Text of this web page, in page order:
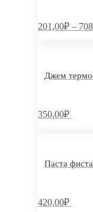
201,00₽ –
Джем
350,00₽
Паста
420,00₽